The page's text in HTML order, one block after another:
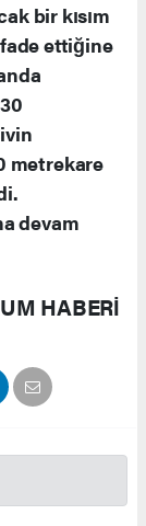
bir kısım
ettiğine
metrekare
devam
HABERİ